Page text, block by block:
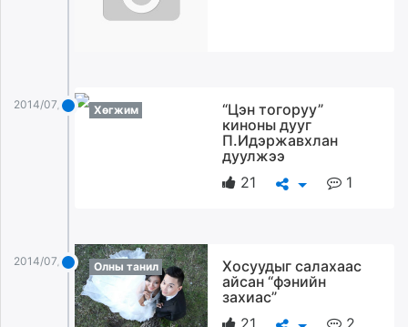
2014/07/21 Хөгжим
“Цэн тогоруу”
киноны дууг
П.Идэржавхлан
дуулжээ
21
1
2014/07/21 Олны танил
Хосуудыг салахаас
айсан “фэнийн
захиас”
21
2